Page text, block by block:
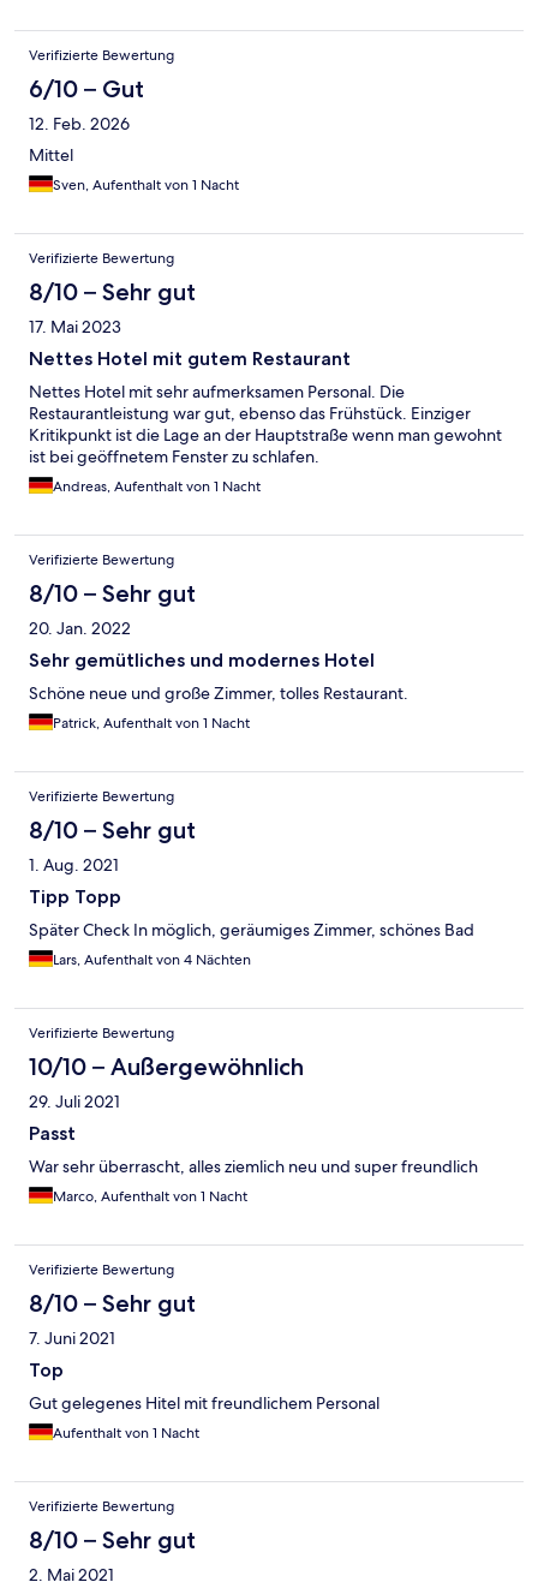
quite useful as although the restaurant closes around 10:30
people hang on longer chatting and finishing drinks. The nearby
church bells ring throughout the night, but with closed windows
all of the noise was blocked out. Overall a very good stay with no
significant negatives and several strong positives. The Location
is not city centre, but this worked better for us. Easy tram
options to the centre though.
Verifizierte Bewertung
6/10 – Gut
12. Feb. 2026
Mittel
Sven, Aufenthalt von 1 Nacht
Verifizierte Bewertung
8/10 – Sehr gut
17. Mai 2023
Nettes Hotel mit gutem Restaurant
Nettes Hotel mit sehr aufmerksamen Personal. Die
Restaurantleistung war gut, ebenso das Frühstück. Einziger
Kritikpunkt ist die Lage an der Hauptstraße wenn man gewohnt
ist bei geöffnetem Fenster zu schlafen.
Andreas, Aufenthalt von 1 Nacht
Verifizierte Bewertung
8/10 – Sehr gut
20. Jan. 2022
Sehr gemütliches und modernes Hotel
Schöne neue und große Zimmer, tolles Restaurant.
Patrick, Aufenthalt von 1 Nacht
Verifizierte Bewertung
8/10 – Sehr gut
1. Aug. 2021
Tipp Topp
Später Check In möglich, geräumiges Zimmer, schönes Bad
Lars, Aufenthalt von 4 Nächten
Verifizierte Bewertung
10/10 – Außergewöhnlich
29. Juli 2021
Passt
War sehr überrascht, alles ziemlich neu und super freundlich
Marco, Aufenthalt von 1 Nacht
Verifizierte Bewertung
8/10 – Sehr gut
7. Juni 2021
Top
Gut gelegenes Hitel mit freundlichem Personal
Aufenthalt von 1 Nacht
Verifizierte Bewertung
8/10 – Sehr gut
2. Mai 2021